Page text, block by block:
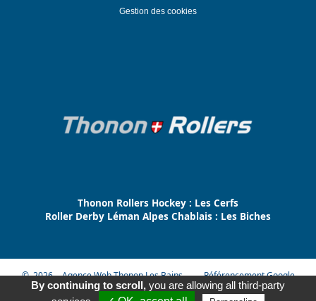
Gestion des cookies
Thonon Rollers Hockey : Les Cerfs
Roller Derby Léman Alpes Chablais : Les Biches
© 2026 Agence Web Thonon Les Bains - Référencement Google
Thonon Les Bains
Clic And Go
création site internet thonon
By continuing to scroll,you are allowing all third-party